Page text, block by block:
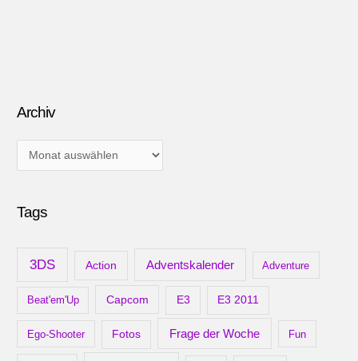
Archiv
r
Tags
3DS Action Adventskalender Adventure
Beat'em'Up Capcom E3 E3 2011
Ego-Shooter Fotos Frage der Woche Fun